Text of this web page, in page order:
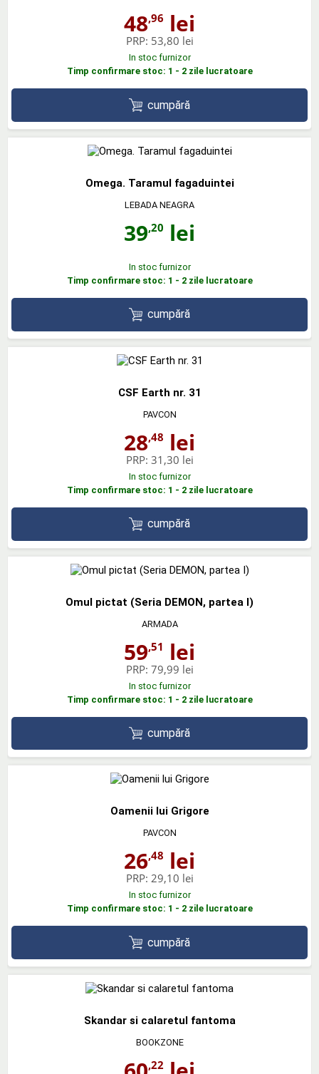
48,96 lei
PRP: 53,80 lei
In stoc furnizor
Timp confirmare stoc: 1 - 2 zile lucratoare
cumpără
Omega. Taramul fagaduintei
LEBADA NEAGRA
39,20 lei
In stoc furnizor
Timp confirmare stoc: 1 - 2 zile lucratoare
cumpără
CSF Earth nr. 31
PAVCON
28,48 lei
PRP: 31,30 lei
In stoc furnizor
Timp confirmare stoc: 1 - 2 zile lucratoare
cumpără
Omul pictat (Seria DEMON, partea I)
ARMADA
59,51 lei
PRP: 79,99 lei
In stoc furnizor
Timp confirmare stoc: 1 - 2 zile lucratoare
cumpără
Oamenii lui Grigore
PAVCON
26,48 lei
PRP: 29,10 lei
In stoc furnizor
Timp confirmare stoc: 1 - 2 zile lucratoare
cumpără
Skandar si calaretul fantoma
BOOKZONE
,22